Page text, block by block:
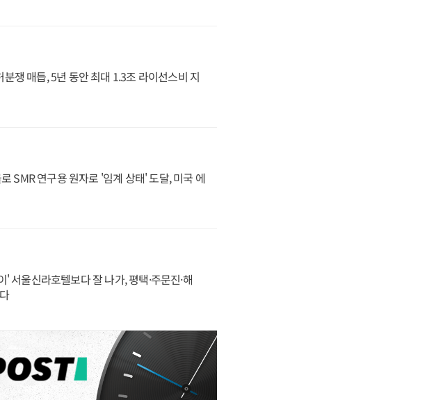
쟁 매듭, 5년 동안 최대 1.3조 라이선스비 지
SMR 연구용 원자로 '임계 상태' 도달, 미국 에
서울신라호텔보다 잘 나가, 평택·주문진·해